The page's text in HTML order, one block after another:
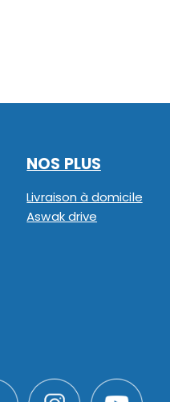
NOS PLUS
Livraison à domicile
Aswak drive